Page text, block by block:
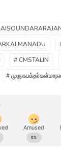
# CMSTALIN
#